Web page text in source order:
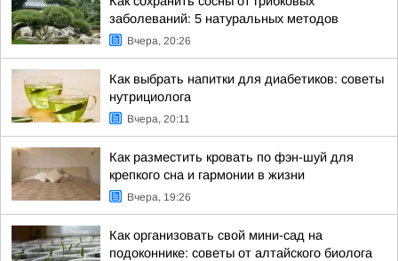
заболеваний: 5 натуральных методов
Вчера, 20:26
Как выбрать напитки для диабетиков: советы
нутрициолога
Вчера, 20:11
Как разместить кровать по фэн-шуй для
крепкого сна и гармонии в жизни
Вчера, 19:26
Как организовать свой мини-сад на
подоконнике: советы от алтайского биолога